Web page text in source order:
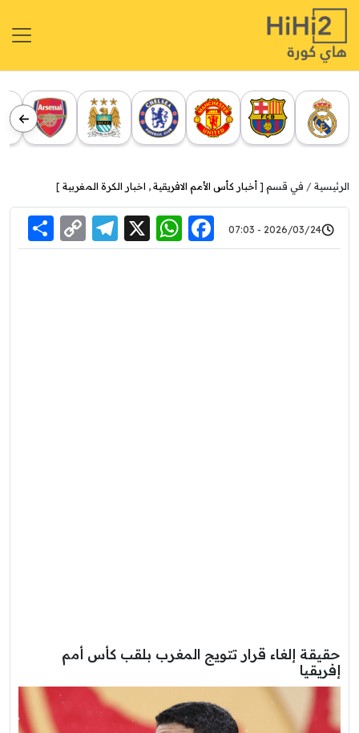
الرئيسية في قسم [ أخبار كأس الأمم الافريقية , اخبار الكرة المغربية ]
2026/03/24 - 07:03
Facebook
WhatsApp
X
Link
حقيقة إلغاء قرار تتويج المغرب بلقب كأس أمم
إفريقيا